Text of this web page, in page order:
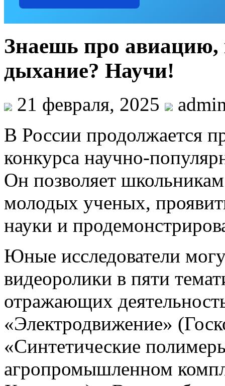
Знаешь про
дыхание? Научи!
21 февраля, 2025
В России продолжается
конкурса научно-
Он позволяет
молодых ученых,
науки и
Юные исследователи
видеоролики в пяти
отражающих
«Электродвижение»
«Синтетические
агропромышленном